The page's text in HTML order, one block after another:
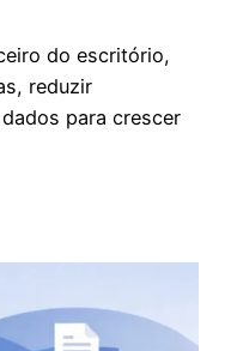
do escritório,
reduzir
para crescer